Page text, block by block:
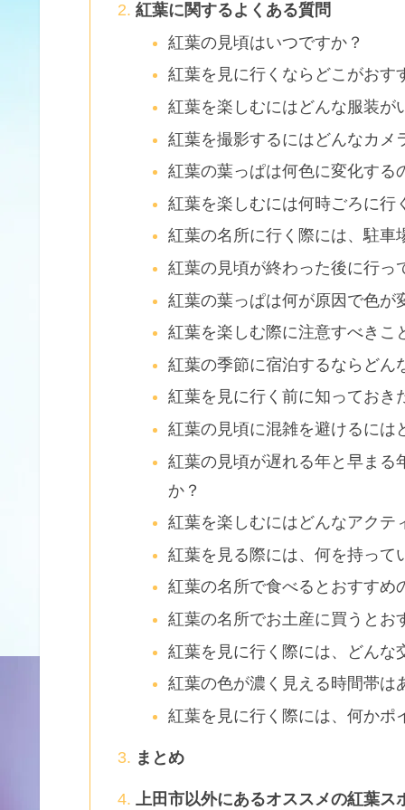
紅葉に関するよくある質問
紅葉の見頃はいつですか？
紅葉を見に行くならどこがおす
紅葉を楽しむにはどんな服装が
紅葉を撮影するにはどんなカメ
紅葉の葉っぱは何色に変化する
紅葉を楽しむには何時ごろに行
紅葉の名所に行く際には、駐車
紅葉の見頃が終わった後に行っ
紅葉の葉っぱは何が原因で色が
紅葉を楽しむ際に注意すべきこ
紅葉の季節に宿泊するならどん
紅葉を見に行く前に知っておき
紅葉の見頃に混雑を避けるには
紅葉の見頃が遅れる年と早まる
か？
紅葉を楽しむにはどんなアクテ
紅葉を見る際には、何を持って
紅葉の名所で食べるとおすすめ
紅葉の名所でお土産に買うとお
紅葉を見に行く際には、どんな
紅葉の色が濃く見える時間帯は
紅葉を見に行く際には、何かポ
まとめ
上田市以外にあるオススメの紅葉ス